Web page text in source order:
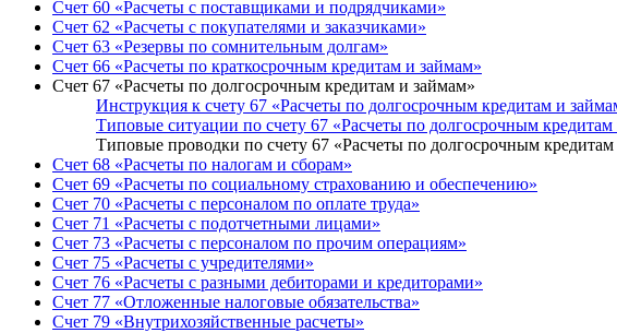
Счет 60 «Расчеты с поставщиками и подрядчиками»
Счет 62 «Расчеты с покупателями и заказчиками»
Счет 63 «Резервы по сомнительным долгам»
Счет 66 «Расчеты по краткосрочным кредитам и займам»
Счет 67 «Расчеты по долгосрочным кредитам и займам»
Инструкция к счету 67 «Расчеты по долгосрочным кредитам и
Типовые ситуации по счету 67 «Расчеты по долгосрочным кредитам
Типовые проводки по счету 67 «Расчеты по долгосрочным
Счет 68 «Расчеты по налогам и сборам»
Счет 69 «Расчеты по социальному страхованию и обеспечению»
Счет 70 «Расчеты с персоналом по оплате труда»
Счет 71 «Расчеты с подотчетными лицами»
Счет 73 «Расчеты с персоналом по прочим операциям»
Счет 75 «Расчеты с учредителями»
Счет 76 «Расчеты с разными дебиторами и кредиторами»
Счет 77 «Отложенные налоговые обязательства»
Счет 79 «Внутрихозяйственные расчеты»